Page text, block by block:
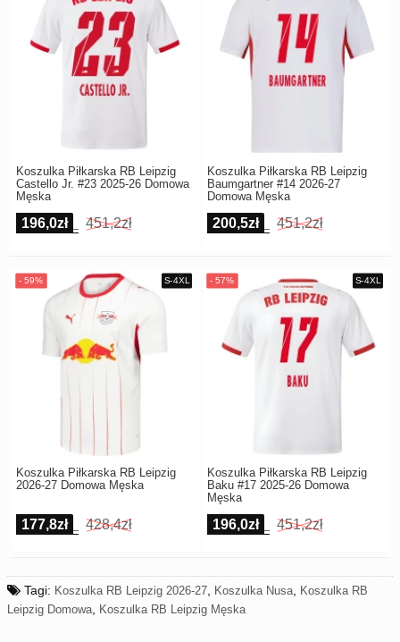
Koszulka Piłkarska RB Leipzig
Castello Jr. #23 2025-26 Domowa
Męska
196,0zł 451,2zł
Koszulka Piłkarska RB Leipzig
Baumgartner #14 2026-27
Domowa Męska
200,5zł 451,2zł
Koszulka Piłkarska RB Leipzig
2026-27 Domowa Męska
177,8zł 428,4zł
Koszulka Piłkarska RB Leipzig
Baku #17 2025-26 Domowa
Męska
196,0zł 451,2zł
Tagi: Koszulka RB Leipzig 2026-27, Koszulka Nusa, Koszulka RB
Leipzig Domowa, Koszulka RB Leipzig Męska